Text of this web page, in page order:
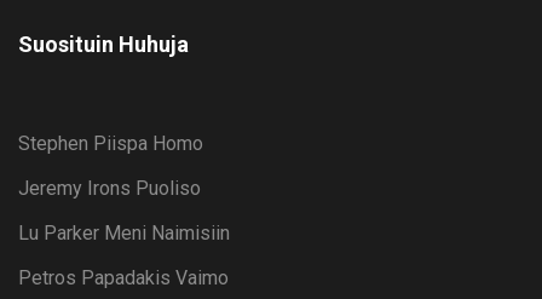
Suosituin Huhuja
Stephen Piispa Homo
Jeremy Irons Puoliso
Lu Parker Meni Naimisiin
Petros Papadakis Vaimo